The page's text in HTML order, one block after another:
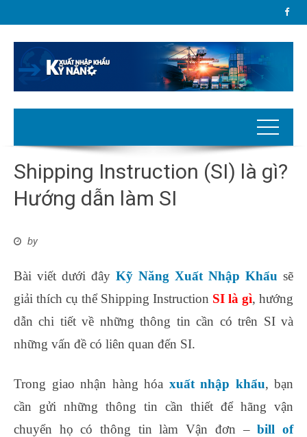
Shipping Instruction (SI) là gì?
Hướng dẫn làm SI
by
Bài viết dưới đây Kỹ Năng Xuất Nhập Khẩu sẽ
giải thích cụ thể Shipping Instruction SI là gì, hướng
dẫn chi tiết về những thông tin cần có trên SI và
những vấn đề có liên quan đến SI.
Trong giao nhận hàng hóa xuất nhập khẩu, bạn
cần gửi những thông tin cần thiết để hãng vận
chuyển họ có thông tin làm Vận đơn –bill of